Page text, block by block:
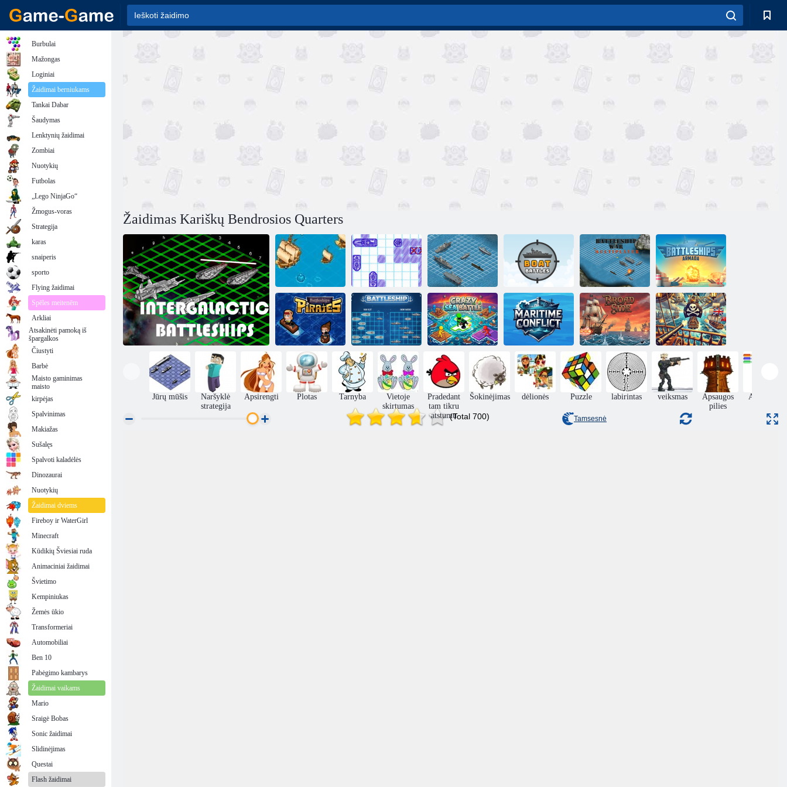
Žaidimas Kariškų Bendrosios Quarters
Piratai ir
patrankos
Jūros Šarvuotis Šarvuotis karas Valčių kovos
Karo laivo karo
multiplayer
Kariuomenė
Armada
Piratų mūšio
laivai
Mūšio laivas
Beprotiškas
jūros mūšis
Jūrinis
konfliktas
Plati pusė Jūrų karaliai
Jūrų mūšis
Naršyklė
strategija
Apsirengti Plotas Tarnyba
Vietoje
skirtumas
Pradedant
tam tikru
atstumu
Šokinėjimas dėlionės Puzzle labirintas veiksmas
Apsaugos
pilies
Arkanoid
(Total 700) Tamsesnė
Burbulai
Mažongas
Loginiai
Žaidimai berniukams
Tankai Dabar
Šaudymas
Lenktynių žaidimai
Zombiai
Nuotykių
Futbolas
„Lego NinjaGo“
Žmogus-voras
Strategija
karas
snaiperis
sporto
Flying žaidimai
Spēles meitenēm
Arkliai
Atsakinėti pamoką iš
špargalkos
Čiustyti
Barbė
Maisto gaminimas
maisto
kirpėjas
Spalvinimas
Makiažas
Sušalęs
Spalvoti kaladėlės
Dinozaurai
Nuotykių
Žaidimai dviems
Fireboy ir WaterGirl
Minecraft
Kūdikių Šviesiai ruda
Animaciniai žaidimai
Švietimo
Kempiniukas
Žemės ūkio
Transformeriai
Automobiliai
Ben 10
Pabėgimo kambarys
Žaidimai vaikams
Mario
Sraigė Bobas
Sonic žaidimai
Slidinėjimas
Questai
Flash žaidimai